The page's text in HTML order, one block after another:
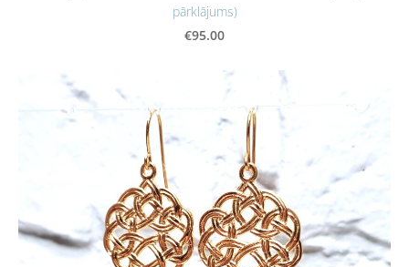
pārklājums)
€95.00